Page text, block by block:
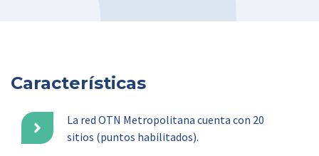
Características
La red OTN Metropolitana cuenta con 20
sitios (puntos habilitados)​.